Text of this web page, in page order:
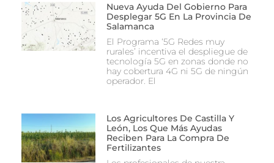
Nueva Ayuda Del Gobierno Para
Desplegar 5G En La Provincia De
Salamanca
El Programa ‘5G Redes muy
rurales’ incentiva el despliegue de
tecnología 5G en zonas donde no
hay cobertura 4G ni 5G de ningún
operador. El
Los Agricultores De Castilla Y
León, Los Que Más Ayudas
Reciben Para La Compra De
Fertilizantes